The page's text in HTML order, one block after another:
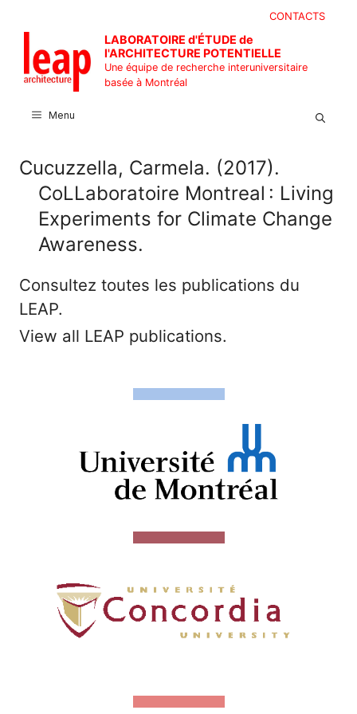
contenu
CONTACTS
LABORATOIRE d'ÉTUDE de
l'ARCHITECTURE POTENTIELLE
Une équipe de recherche interuniversitaire
basée à Montréal
Menu
Cucuzzella, Carmela. (2017).
CoLLaboratoire Montreal : Living
Experiments for Climate Change
Awareness.
Consultez toutes les publications du
LEAP.
View all LEAP publications.